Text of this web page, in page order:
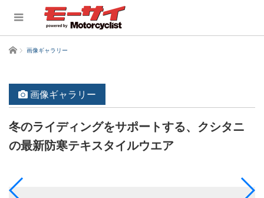
ホーム 画像ギャラリー
画像ギャラリー
冬のライディングをサポートする、クシタニ
の最新防寒テキスタイルウエア